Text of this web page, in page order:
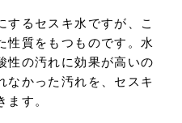
るセスキ水ですが、こ
性質をもつものです。水
性の汚れに効果が高いの
なかった汚れを、セスキ
す。